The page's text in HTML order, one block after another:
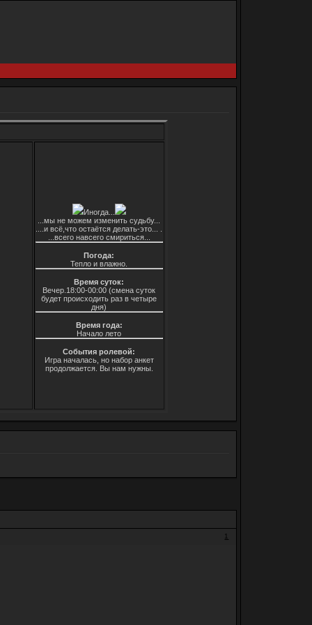
Иногда...
...мы не можем изменить судьбу...
....и всё,что остаётся делать-это... .
...всего навсего смириться...
Погода:
Тепло и влажно.
Время суток:
Вечер.18:00-00:00 (смена суток
будет происходить раз в четыре
дня)
Время года:
Начало лето
События ролевой:
Игра началась, но набор анкет
продолжается. Вы нам нужны.
1